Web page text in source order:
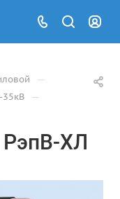
—
35кВ —
ХЛ